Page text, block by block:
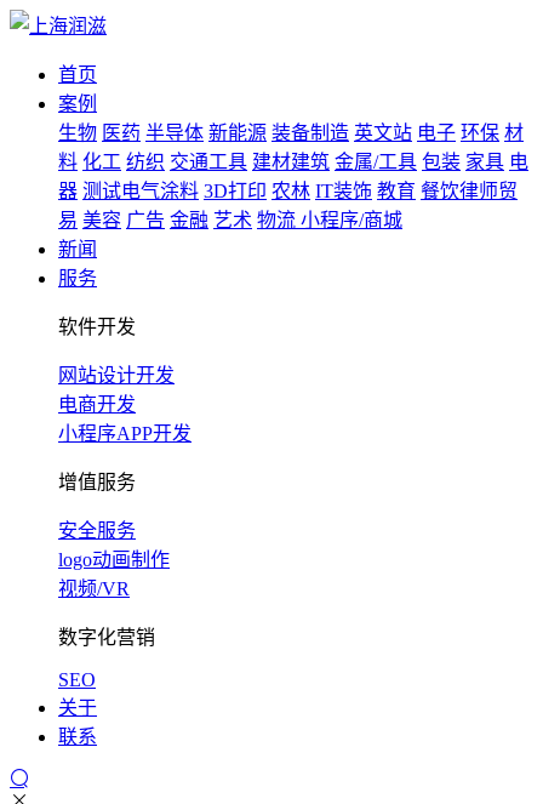
首页
案例
生物 医药 半导体 新能源 装备制造 英文站 电子 环保 材
料 化工 纺织 交通工具 建材建筑 金属/工具 包装 家具 电
器 测试电气涂料 3D打印 农林 IT装饰 教育 餐饮律师贸
易 美容 广告 金融 艺术 物流 小程序/商城
新闻
服务
软件开发
网站设计开发
电商开发
小程序APP开发
增值服务
安全服务
logo动画制作
视频/VR
数字化营销
SEO
关于
联系